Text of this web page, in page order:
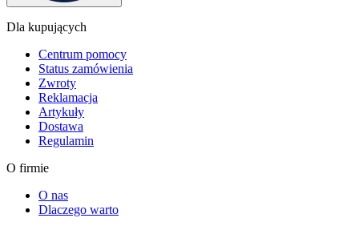
Dla kupujących
Centrum pomocy
Status zamówienia
Zwroty
Reklamacja
Artykuły
Dostawa
Regulamin
O firmie
O nas
Dlaczego warto